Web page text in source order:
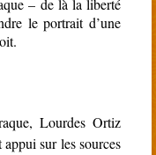
– de là la liberté
le portrait d’une
Lourdes Ortiz
sur les sources